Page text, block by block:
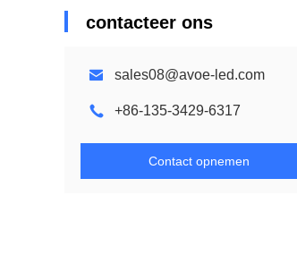
contacteer ons
sales08@avoe-led.com
+86-135-3429-6317
Contact opnemen